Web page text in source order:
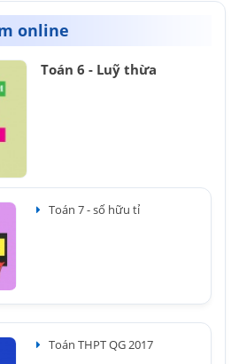
online
Toán 6 - Luỹ thừa
Toán 7 - số hữu tỉ
Toán THPT QG 2017